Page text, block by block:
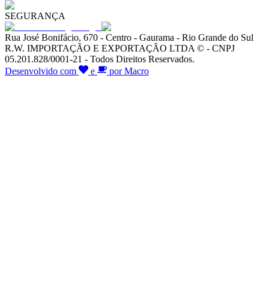
SEGURANÇA
Rua José Bonifácio, 670 - Centro - Gaurama - Rio Grande do Sul
R.W. IMPORTAÇÃO E EXPORTAÇÃO LTDA © - CNPJ
05.201.828/0001-21 - Todos Direitos Reservados.
Desenvolvido com
e por Macro